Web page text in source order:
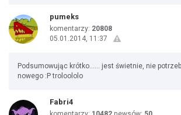
pumeks
komentarzy: 20808
05.01.2014, 11:37
Podsumowując krótko...... jest świetnie, nie
nowego :P troloololo
Fabri4